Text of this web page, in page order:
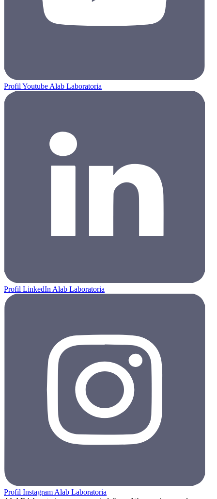
Profil Youtube Alab Laboratoria
Profil LinkedIn Alab Laboratoria
Profil Instagram Alab Laboratoria